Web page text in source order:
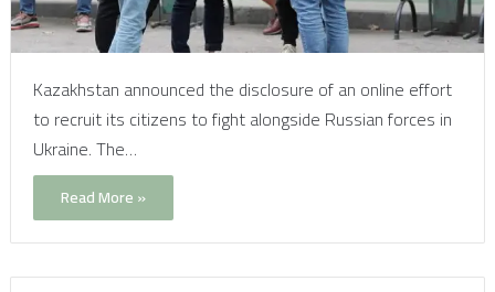
Kazakhstan announced the disclosure of an online effort
to recruit its citizens to fight alongside Russian forces in
Ukraine. The…
Read More »